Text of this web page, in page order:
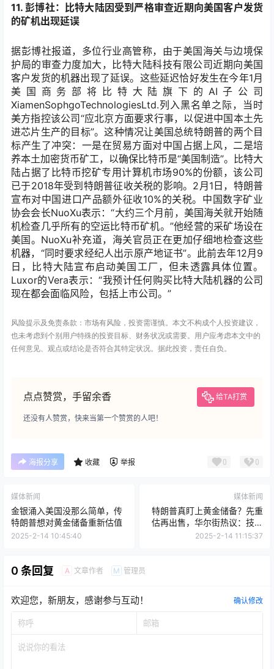
11. 彭博社：比特大陆因受到严格审查近期向美国客户发货
的矿机出现延误
据彭博社报道，多位行业高管称，由于美国海关与边境保
护局的审查力度加大，比特大陆科技有限公司近期向美国
客户发货的机器出现了延误。这些延迟恰好发生在今年1月
美国商务部将比特大陆旗下的AI子公司
XiamenSophgoTechnologiesLtd.列入黑名单之际，当时
美方指控该公司“应北京方面要求行事，以促进中国本土先
进芯片生产的目标”。这种情况让美国总统特朗普的两个目
标产生了冲突：一是在贸易方面对中国占据上风，二是培
养本土加密货币矿工，以确保比特币是“美国制造”。比特大
陆占据了比特币挖矿专用计算机市场90%的份额，该公司
已于2018年受到特朗普征收关税的影响。2月1日，特朗普
宣布对中国进口产品额外征收10%的关税。中国数字矿业
协会会长NuoXu表示：“大约三个月前，美国海关就开始随
机检查几乎所有的空运比特币矿机。”他经营的采矿场设在
美国。NuoXu补充道，海关官员正在更加仔细地检查这些
机器，“同时要求经纪人出示原产地证书”。此前去年12月9
日，比特大陆宣布启动美国工厂，但未透露具体位置。
Luxor的Vera表示：“我预计任何购买比特大陆机器的公司
现在都会面临风险，包括上市公司。”
风险提示及免责条款：市场有风险，投资需谨慎。本文不构成个人投资建议，
也未考虑到个别用户特殊的投资目标、财务状况或需要。用户应考虑本文中的
任何意见、观点或结论是否符合其特定状况。据此投资，责任自负。
点点赞赏，手留余香 给TA打赏
还没有人赞赏，快来当第一个赞赏的人吧！
海报分享 收藏 举报 0 0
媒体新闻
金银涌入美国没那么简单，传
特朗普想对黄金储备重新估值
2025-2-14 10:45:40
媒体新闻
特朗普真盯上黄金储备？先重
估再出售，华尔街热议：技术
上可行
2025-2-14 11:15:37
0 条回复 A 文章作者 M 管理员
欢迎您，新朋友，感谢参与互动！ 确认修改